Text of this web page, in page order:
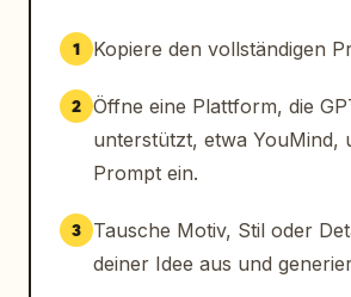
1 Kopiere den vollständigen
2 Öffne eine Plattform, die
unterstützt, etwa YouMind,
Prompt ein.
3
Tausche Motiv, Stil oder
deiner Idee aus und